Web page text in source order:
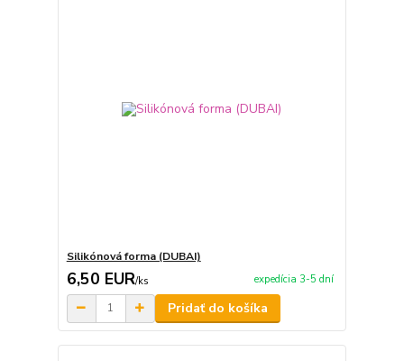
Silikónová forma (DUBAI)
6,50 EUR/ks expedícia 3-5 dní
Pridať do košíka